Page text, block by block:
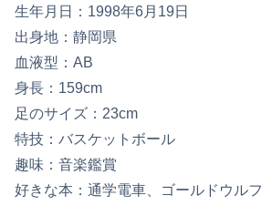
生年月日：1998年6月19日
出身地：静岡県
血液型：AB
身長：159cm
足のサイズ：23cm
特技：バスケットボール
趣味：音楽鑑賞
好きな本：通学電車、ゴールドウルフ